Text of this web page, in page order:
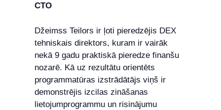
CTO
Džeimss Teilors ir ļoti pieredzējis DEX
tehniskais direktors, kuram ir vairāk
nekā 9 gadu praktiskā pieredze finanšu
nozarē. Kā uz rezultātu orientēts
programmatūras izstrādātājs viņš ir
demonstrējis izcilas zināšanas
lietojumprogrammu un risinājumu